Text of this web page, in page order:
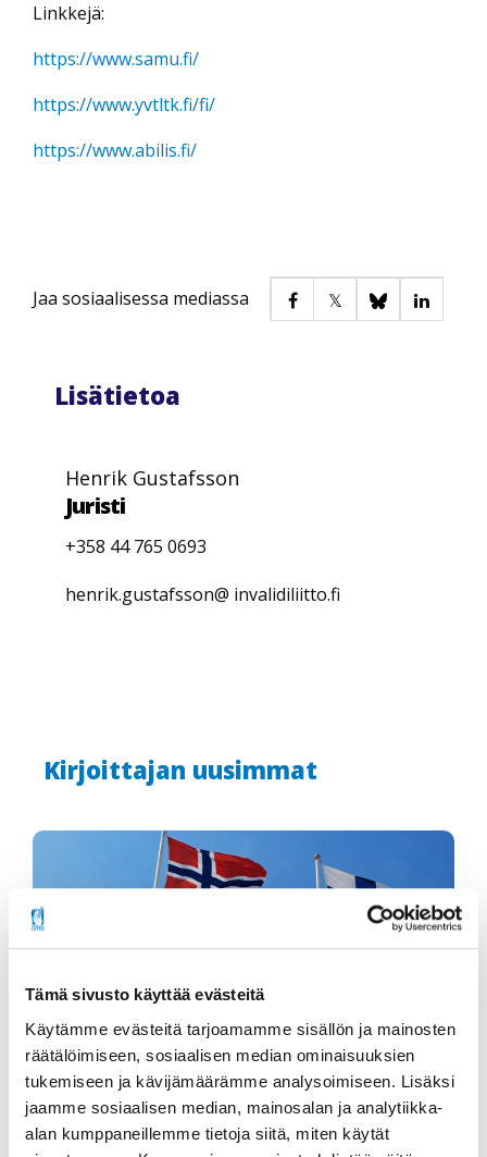
Tämä sivusto käyttää evästeitä
Käytämme evästeitä tarjoamamme sisällön ja mainosten
räätälöimiseen, sosiaalisen median ominaisuuksien
tukemiseen ja kävijämäärämme analysoimiseen. Lisäksi
jaamme sosiaalisen median, mainosalan ja analytiikka-
alan kumppaneillemme tietoja siitä, miten käytät
Lisätietoa
Henrik Gustafsson
Juristi
+358 44 765 0693
henrik.gustafsson@ invalidiliitto.fi
Linkkejä:
https://www.samu.fi/
https://www.yvtltk.fi/fi/
https://www.abilis.fi/
Jaa sosiaalisessa mediassa
Kirjoittajan uusimmat
Lauteilla pohjoismaisessa